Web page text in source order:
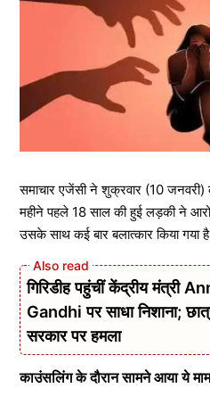
समाचार एजेंसी ने शुक्रवार (10 जनवरी)
महीने पहले 18 साल की हुई लड़की ने
उसके साथ कई बार बलात्कार किया गया
गिरिडीह पहुंचीं केंद्रीय मंत्री
Gandhi पर साधा निशाना;
सरकार पर हमला
काउंसलिंग के दौरान सामने आया ये